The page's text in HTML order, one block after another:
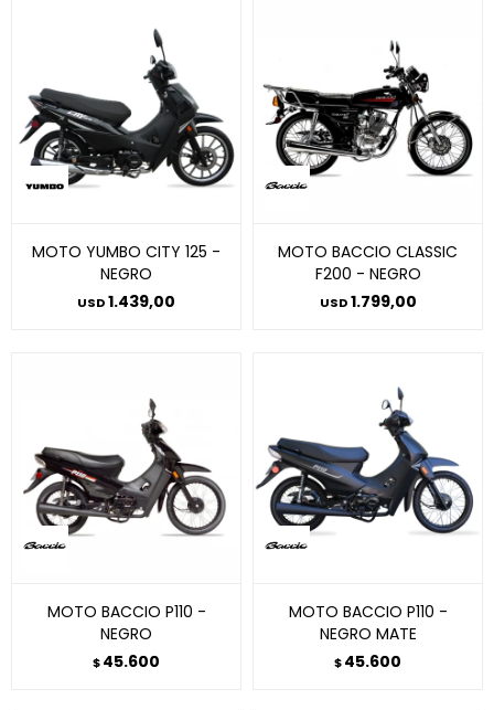
MOTO YUMBO CITY 125 -
NEGRO
USD1.439,00
MOTO BACCIO CLASSIC
F200 - NEGRO
USD1.799,00
MOTO BACCIO P110 -
NEGRO
$45.600
MOTO BACCIO P110 -
NEGRO MATE
$45.600